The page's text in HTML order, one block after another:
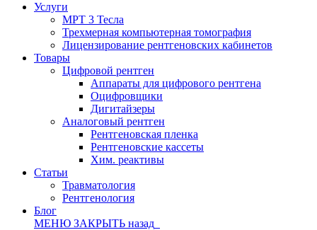
Услуги
МРТ 3 Тесла
Трехмерная компьютерная томография
Лицензирование рентгеновских кабинетов
Товары
Цифровой рентген
Аппараты для цифрового рентгена
Оцифровщики
Дигитайзеры
Аналоговый рентген
Рентгеновская пленка
Рентгеновские кассеты
Хим. реактивы
Статьи
Травматология
Рентгенология
Блог
МЕНЮ ЗАКРЫТЬ назад